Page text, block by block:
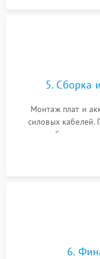
5. Сборка
Монтаж плат и
силовых
калибровки
срабатывания
6.